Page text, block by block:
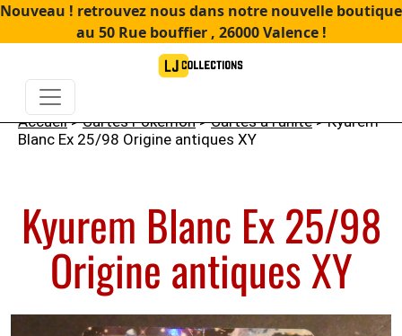
Nouveau ! retrouvez nous dans notre nouvelle boutique
au 50 Rue bouffier , 26000 Valence !
Accueil>Cartes Pokémon>Cartes à l'unité> Kyurem
Blanc Ex 25/98 Origine antiques XY
Kyurem Blanc Ex 25/98
Origine antiques XY